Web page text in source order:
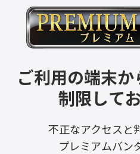
ご利用の端末
制限して
不正なアクセスと
プレミアムバン